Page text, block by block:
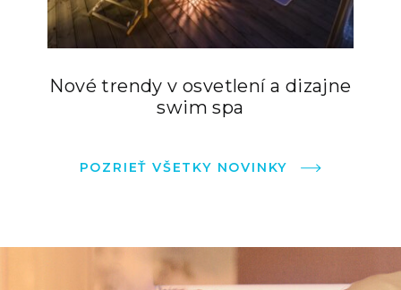
Nové trendy v osvetlení a dizajne
swim spa
POZRIEŤ VŠETKY NOVINKY